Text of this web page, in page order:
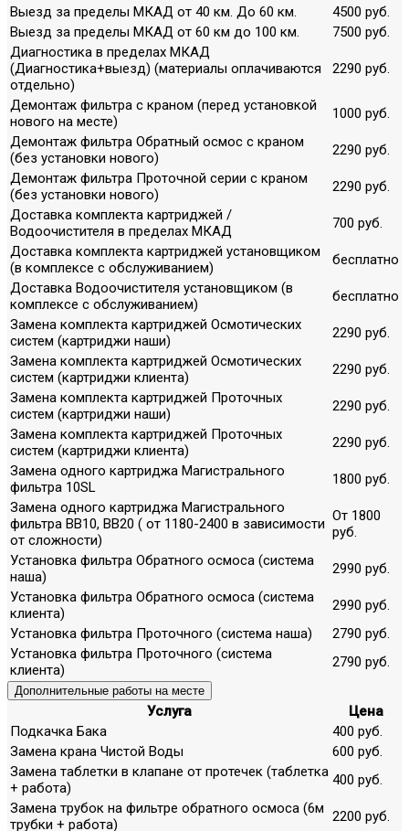
Выезд за пределы МКАД от 40 км. До 60 км.
4500 руб.
Выезд за пределы МКАД от 60 км до 100 км.
7500 руб.
Диагностика в пределах МКАД
(Диагностика+выезд) (материалы оплачиваются
отдельно)
2290 руб.
Демонтаж фильтра с краном (перед установкой
нового на месте)
1000 руб.
Демонтаж фильтра Обратный осмос с краном
(без установки нового)
2290 руб.
Демонтаж фильтра Проточной серии с краном
(без установки нового)
2290 руб.
Доставка комплекта картриджей /
Водоочистителя в пределах МКАД
700 руб.
Доставка комплекта картриджей установщиком
(в комплексе с обслуживанием)
бесплатно
Доставка Водоочистителя установщиком (в
комплексе с обслуживанием)
бесплатно
Замена комплекта картриджей Осмотических
систем (картриджи наши)
2290 руб.
Замена комплекта картриджей Осмотических
систем (картриджи клиента)
2290 руб.
Замена комплекта картриджей Проточных
систем (картриджи наши)
2290 руб.
Замена комплекта картриджей Проточных
систем (картриджи клиента)
2290 руб.
Замена одного картриджа Магистрального
фильтра 10SL
1800 руб.
Замена одного картриджа Магистрального
фильтра ВВ10, ВВ20 ( от 1180-2400 в зависимости
от сложности)
От 1800
руб.
Установка фильтра Обратного осмоса (система
наша)
2990 руб.
Установка фильтра Обратного осмоса (система
клиента)
2990 руб.
Установка фильтра Проточного (система наша)
2790 руб.
Установка фильтра Проточного (система
клиента)
2790 руб.
Дополнительные работы на месте
Услуга
Цена
Подкачка Бака
400 руб.
Замена крана Чистой Воды
600 руб.
Замена таблетки в клапане от протечек (таблетка
+ работа)
400 руб.
Замена трубок на фильтре обратного осмоса (6м
трубки + работа)
2200 руб.